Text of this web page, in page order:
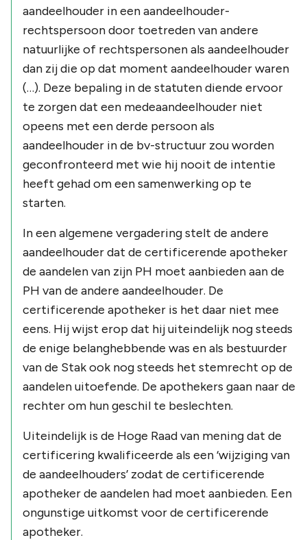
aandeelhouder in een aandeelhouder-
rechtspersoon door toetreden van andere
natuurlijke of rechtspersonen als aandeelhouder
dan zij die op dat moment aandeelhouder waren
(…). Deze bepaling in de statuten diende ervoor
te zorgen dat een medeaandeelhouder niet
opeens met een derde persoon als
aandeelhouder in de bv-structuur zou worden
geconfronteerd met wie hij nooit de intentie
heeft gehad om een samenwerking op te
starten.
In een algemene vergadering stelt de andere
aandeelhouder dat de certificerende apotheker
de aandelen van zijn PH moet aanbieden aan de
PH van de andere aandeelhouder. De
certificerende apotheker is het daar niet mee
eens. Hij wijst erop dat hij uiteindelijk nog steeds
de enige belanghebbende was en als bestuurder
van de Stak ook nog steeds het stemrecht op de
aandelen uitoefende. De apothekers gaan naar de
rechter om hun geschil te beslechten.
Uiteindelijk is de Hoge Raad van mening dat de
certificering kwalificeerde als een ‘wijziging van
de aandeelhouders’ zodat de certificerende
apotheker de aandelen had moet aanbieden. Een
ongunstige uitkomst voor de certificerende
apotheker.